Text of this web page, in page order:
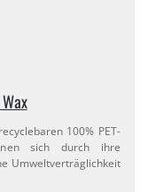
100% PET-​
sich durch ihre
Umweltverträglichkeit